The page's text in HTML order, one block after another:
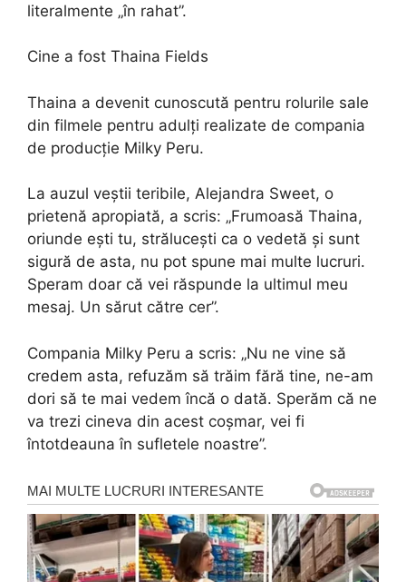
literalmente „în rahat”.
Cine a fost Thaina Fields
Thaina a devenit cunoscută pentru rolurile sale
din filmele pentru adulți realizate de compania
de producție Milky Peru.
La auzul veștii teribile, Alejandra Sweet, o
prietenă apropiată, a scris: „Frumoasă Thaina,
oriunde ești tu, strălucești ca o vedetă și sunt
sigură de asta, nu pot spune mai multe lucruri.
Speram doar că vei răspunde la ultimul meu
mesaj. Un sărut către cer”.
Compania Milky Peru a scris: „Nu ne vine să
credem asta, refuzăm să trăim fără tine, ne-am
dori să te mai vedem încă o dată. Sperăm că ne
va trezi cineva din acest coșmar, vei fi
întotdeauna în sufletele noastre”.